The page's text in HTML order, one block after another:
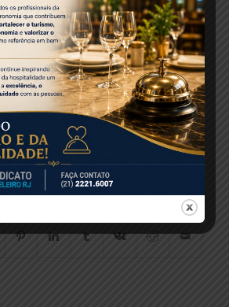
para o público. Além disso, o
corporativa também é notável,
empresas. Com a volta do hotel, o
uma boa opção para